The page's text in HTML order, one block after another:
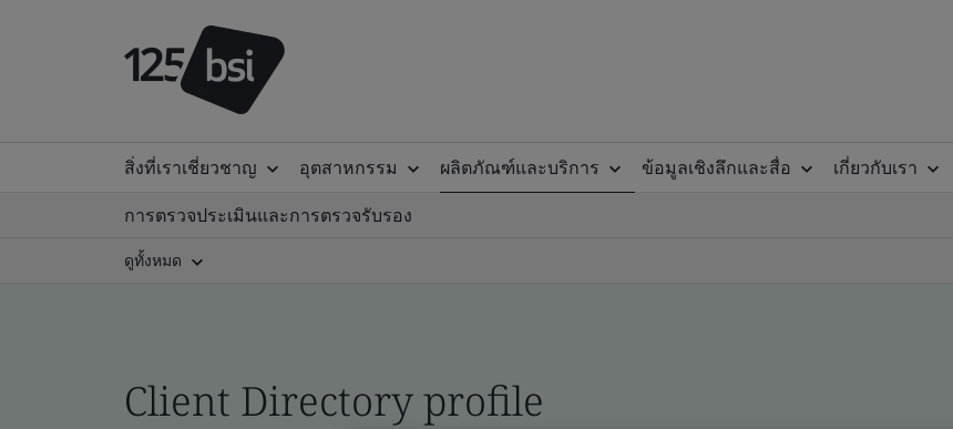
สิ่งที่เราเชี่ยวชาญ อุตสาหกรรม ผลิตภัณฑ์และบริการ ข้อมูลเชิงลึกและสื่อ
เกี่ยวกับเรา
การตรวจประเมินและการตรวจรับรอง
ดูทั้งหมด
Client Directory profile